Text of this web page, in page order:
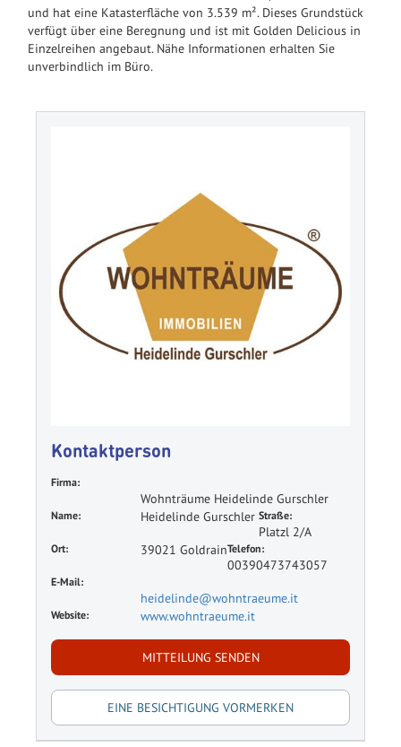
und hat eine Katasterfläche von 3.539 m². Dieses Grundstück
verfügt über eine Beregnung und ist mit Golden Delicious in
Einzelreihen angebaut. Nähe Informationen erhalten Sie
unverbindlich im Büro.
Kontaktperson
Firma:
Wohnträume Heidelinde Gurschler
Name: Heidelinde Gurschler Straße:
Platzl 2/A
Ort: 39021 GoldrainTelefon:
00390473743057
E-Mail:
heidelinde@wohntraeume.it
Website: www.wohntraeume.it
MITTEILUNG SENDEN
EINE BESICHTIGUNG VORMERKEN